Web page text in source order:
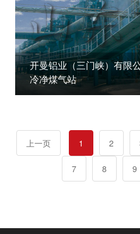
开曼铝业（三门峡）有限
冷净煤气站
上一页 1 2
7 8 9